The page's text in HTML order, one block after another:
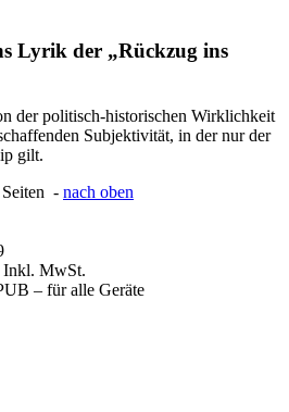
Lyrik der „Rückzug ins
der politisch-historischen Wirklichkeit
Subjektivität, in der nur der
gilt.
Seiten - nach oben
Inkl. MwSt.
– für alle Geräte